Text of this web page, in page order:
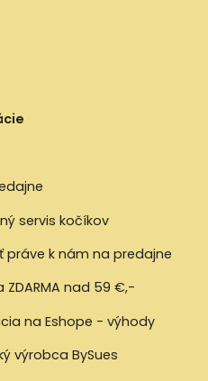
servis kočíkov
práve k nám na predajne
ZDARMA nad 59 €,-
na Eshope - výhody
výrobca BySues